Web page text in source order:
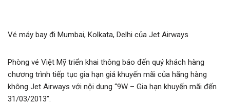
Vé máy bay đi Mumbai, Kolkata, Delhi của Jet Airways
Phòng vé Việt Mỹ triển khai thông báo đến quý khách hàng
chương trình tiếp tục gia hạn giá khuyến mãi của hãng hàng
không Jet Airways với nội dung “9W – Gia hạn khuyến mãi đến
31/03/2013”.